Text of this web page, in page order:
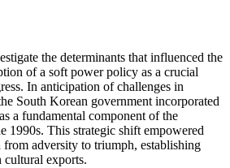
the determinants that influenced the
of a soft power policy as a crucial
In anticipation of challenges in
South Korean government incorporated
a fundamental component of the
1990s. This strategic shift empowered
adversity to triumph, establishing
cultural exports.